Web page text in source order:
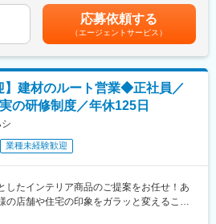
が出る仕事ではありません。そのため1～2
性を築いていく粘り強さが大切になりま
既存3割
8割・新規2割
定年まで長く担当して頂く想定です。
いている既存のお客様へのアフターフォロ
ます。
すると高額なため富裕層も多く、お客様に
サポートするため、お客様とは長くお付き
すので、関係性作りは重要となります。輸
、お客様に「豊かさ・楽しさ・歓び」を提
命です。
ることは一切ありません
】
前職：ブライダル営業職
）・研修手当(毎月30000円を入社から6か
手当に記載金額・役職手当賃金はあくま
、選考を通じて上下する可能性がありま
当を含めた表記です。
応募依頼する
（エージェントサービス）
】建材のルート営業◆正社員／
の研修制度／年休125日
業種未経験歓迎
たインテリア商品のご提案をお任せ！あ
の店舗や住宅の印象をガラッと変えること